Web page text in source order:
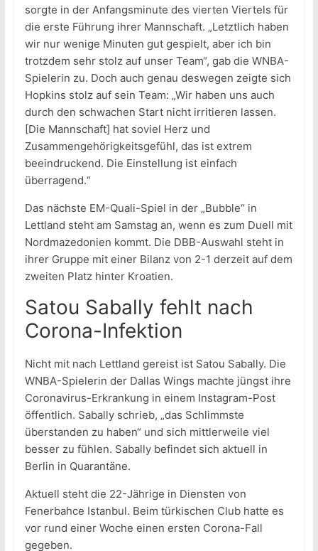
sorgte in der Anfangsminute des vierten Viertels für
die erste Führung ihrer Mannschaft. „Letztlich haben
wir nur wenige Minuten gut gespielt, aber ich bin
trotzdem sehr stolz auf unser Team“, gab die WNBA-
Spielerin zu. Doch auch genau deswegen zeigte sich
Hopkins stolz auf sein Team: „Wir haben uns auch
durch den schwachen Start nicht irritieren lassen.
[Die Mannschaft] hat soviel Herz und
Zusammengehörigkeitsgefühl, das ist extrem
beeindruckend. Die Einstellung ist einfach
überragend.“
Das nächste EM-Quali-Spiel in der „Bubble“ in
Lettland steht am Samstag an, wenn es zum Duell mit
Nordmazedonien kommt. Die DBB-Auswahl steht in
ihrer Gruppe mit einer Bilanz von 2-1 derzeit auf dem
zweiten Platz hinter Kroatien.
Satou Sabally fehlt nach
Corona-Infektion
Nicht mit nach Lettland gereist ist Satou Sabally. Die
WNBA-Spielerin der Dallas Wings machte jüngst ihre
Coronavirus-Erkrankung in einem Instagram-Post
öffentlich. Sabally schrieb, „das Schlimmste
überstanden zu haben“ und sich mittlerweile viel
besser zu fühlen. Sabally befindet sich aktuell in
Berlin in Quarantäne.
Aktuell steht die 22-Jährige in Diensten von
Fenerbahce Istanbul. Beim türkischen Club hatte es
vor rund einer Woche einen ersten Corona-Fall
gegeben.